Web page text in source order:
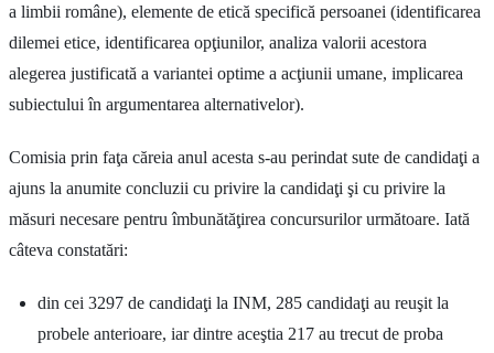
a limbii române), elemente de etică specifică persoanei (identificarea
dilemei etice, identificarea opţiunilor, analiza valorii acestora
alegerea justificată a variantei optime a acţiunii umane, implicarea
subiectului în argumentarea alternativelor).
Comisia prin faţa căreia anul acesta s-au perindat sute de candidaţi a
ajuns la anumite concluzii cu privire la candidaţi şi cu privire la
măsuri necesare pentru îmbunătăţirea concursurilor următoare. Iată
câteva constatări:
din cei 3297 de candidaţi la INM, 285 candidaţi au reuşit la
probele anterioare, iar dintre aceştia 217 au trecut de proba